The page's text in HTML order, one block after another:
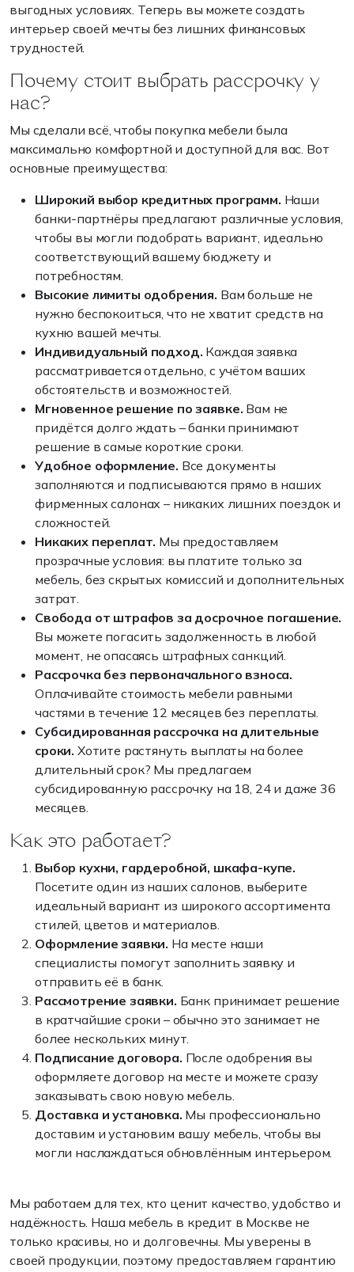
выгодных условиях. Теперь вы можете создать
интерьер своей мечты без лишних финансовых
трудностей.
Почему стоит выбрать рассрочку у
нас?
Мы сделали всё, чтобы покупка мебели была
максимально комфортной и доступной для вас. Вот
основные преимущества:
Широкий выбор кредитных программ. Наши
банки-партнёры предлагают различные условия,
чтобы вы могли подобрать вариант, идеально
соответствующий вашему бюджету и
потребностям.
Высокие лимиты одобрения. Вам больше не
нужно беспокоиться, что не хватит средств на
кухню вашей мечты.
Индивидуальный подход. Каждая заявка
рассматривается отдельно, с учётом ваших
обстоятельств и возможностей.
Мгновенное решение по заявке. Вам не
придётся долго ждать – банки принимают
решение в самые короткие сроки.
Удобное оформление. Все документы
заполняются и подписываются прямо в наших
фирменных салонах – никаких лишних поездок и
сложностей.
Никаких переплат. Мы предоставляем
прозрачные условия: вы платите только за
мебель, без скрытых комиссий и дополнительных
затрат.
Свобода от штрафов за досрочное погашение.
Вы можете погасить задолженность в любой
момент, не опасаясь штрафных санкций.
Рассрочка без первоначального взноса.
Оплачивайте стоимость мебели равными
частями в течение 12 месяцев без переплаты.
Субсидированная рассрочка на длительные
сроки. Хотите растянуть выплаты на более
длительный срок? Мы предлагаем
субсидированную рассрочку на 18, 24 и даже 36
месяцев.
Как это работает?
Выбор кухни, гардеробной, шкафа-купе.
Посетите один из наших салонов, выберите
идеальный вариант из широкого ассортимента
стилей, цветов и материалов.
Оформление заявки. На месте наши
специалисты помогут заполнить заявку и
отправить её в банк.
Рассмотрение заявки. Банк принимает решение
в кратчайшие сроки – обычно это занимает не
более нескольких минут.
Подписание договора. После одобрения вы
оформляете договор на месте и можете сразу
заказывать свою новую мебель.
Доставка и установка. Мы профессионально
доставим и установим вашу мебель, чтобы вы
могли наслаждаться обновлённым интерьером.
Мы работаем для тех, кто ценит качество, удобство и
надёжность. Наша мебель в кредит в Москве не
только красивы, но и долговечны. Мы уверены в
своей продукции, поэтому предоставляем гарантию